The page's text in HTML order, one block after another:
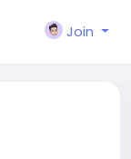
Join